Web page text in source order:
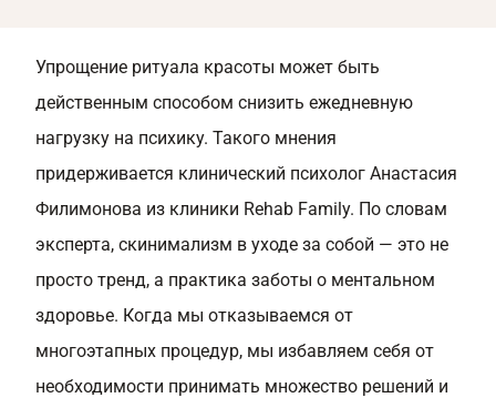
Упрощение ритуала красоты может быть
действенным способом снизить ежедневную
нагрузку на психику. Такого мнения
придерживается клинический психолог Анастасия
Филимонова из клиники Rehab Family. По словам
эксперта, скинимализм в уходе за собой — это не
просто тренд, а практика заботы о ментальном
здоровье. Когда мы отказываемся от
многоэтапных процедур, мы избавляем себя от
необходимости принимать множество решений и